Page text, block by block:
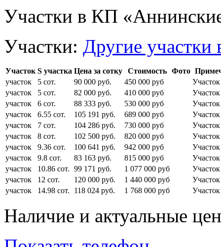
Участки в КП
Участки: Другие
Участок S участка Цена за сотку Стоимость Фото
участок
5 сот. 90 000 руб. 450 000 руб
участок
5 сот. 82 000 руб. 410 000 руб
участок
6 сот. 88 333 руб. 530 000 руб
участок
6.55 сот. 105 191 руб. 689 000 руб
участок
7 сот. 104 286 руб. 730 000 руб
участок
8 сот. 102 500 руб. 820 000 руб
участок
9.36 сот. 100 641 руб. 942 000 руб
участок
9.8 сот. 83 163 руб. 815 000 руб
участок
10.86 сот. 99 171 руб. 1 077 000 руб
участок
12 сот. 120 000 руб. 1 440 000 руб
участок
14.98 сот. 118 024 руб. 1 768 000 руб
Наличие и актуальные